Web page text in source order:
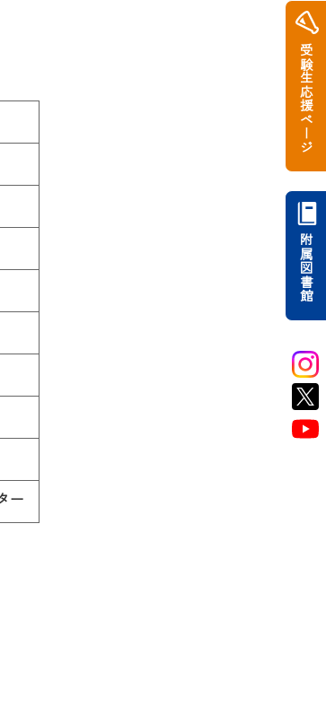
ー
受験生応援ページ
附属図書館